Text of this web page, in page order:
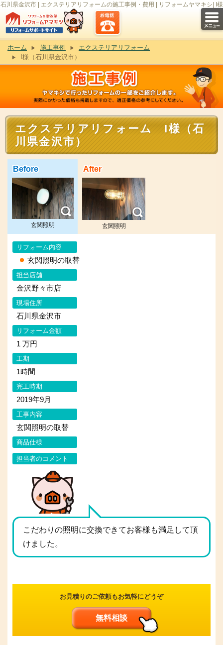
石川県金沢市 | エクステリアリフォームの施工事例・費用 | リフォームヤマキシ| I様
ホーム 施工事例
エクステリアリフォーム
I様（石川県金沢市）
エクステリアリフォーム I様（石
川県金沢市）
Before
玄関照明
After
玄関照明
リフォーム内容
玄関照明の取替
担当店舗
金沢野々市店
現場住所
石川県金沢市
リフォーム金額
1 万円
工期
1時間
完工時期
2019年9月
工事内容
玄関照明の取替
商品仕様
担当者のコメント
こだわりの照明に交換できてお客様も満足して頂
けました。
お見積りのご依頼もお気軽にどうぞ
無料相談